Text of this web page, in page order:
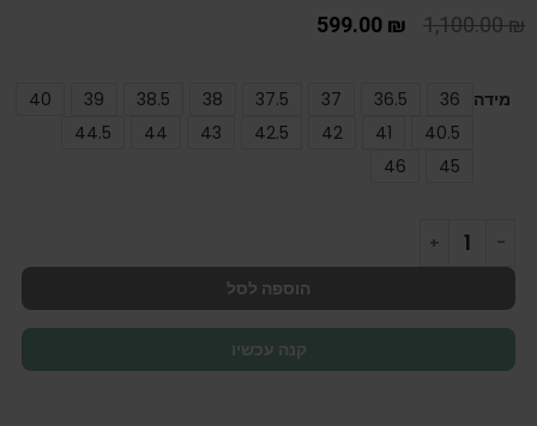
1,100.00₪
599.00 ₪
מידה 36
36.5
37
37.5
38
38.5
39
40
40.5
41
42
42.5
43
44
44.5
45
46
הוספה לסל
קנה עכשיו